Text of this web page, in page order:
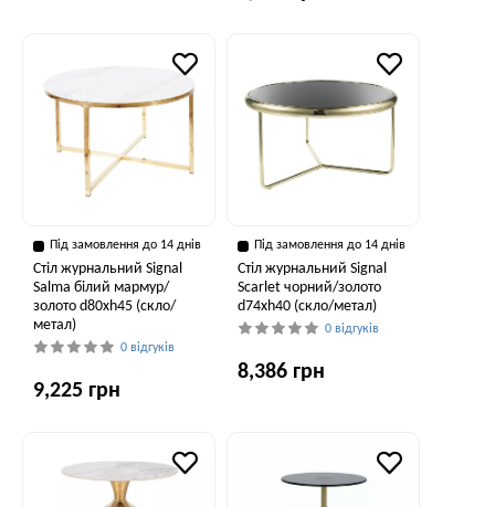
Під замовлення до 14 днів
Стіл журнальний Signal
Salma білий мармур/
золото d80хh45 (скло/
метал)
0 відгуків
9,225 грн
Під замовлення до 14 днів
Стіл журнальний Signal
Scarlet чорний/золото
d74хh40 (скло/метал)
0 відгуків
8,386 грн